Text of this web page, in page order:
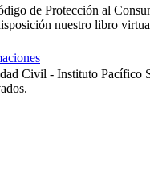
de Protección al
nuestro libro
Civil - Instituto Pacífico